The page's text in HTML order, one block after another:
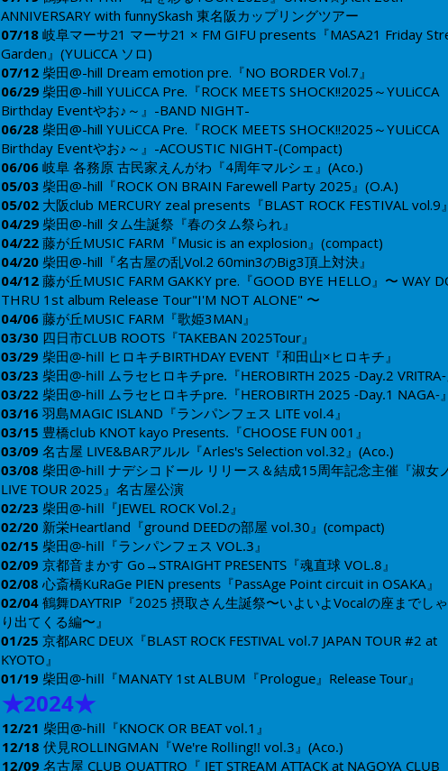
ANNIVERSARY with funnySkash 東名阪カップリングツアー
07/18 岐阜マーサ21 マーサ21 × FM GIFU presents 『MASA21 Friday
Garden』 ​(YULiCCA ソロ)
​07/12 柴田@-hill Dream emotion pre. 『NO BORDER Vol.7』
​06/29 柴田@-hill YULiCCA Pre. 『ROCK MEETS SHOCK!!2025 ～YULiCCA
Birthday Eventやお♪～』 -BAND NIGHT-
​06/28 柴田@-hill YULiCCA Pre. 『ROCK MEETS SHOCK!!2025 ～YULiCCA
Birthday Eventやお♪～』 -ACOUSTIC NIGHT-(Compact)
06/06 岐阜 各務原 古民家えんがわ 『4周年マルシェ』 (Aco.)
05/03 柴田@-hill 『ROCK ON BRAIN Farewell Party 2025』(O.A.)
05/02 大阪club MERCURY zeal presents『BLAST ROCK FESTIVAL vol.9』
​04/29 柴田@-hill タム生誕祭『春のタム祭られ』
04/22 藤が丘MUSIC FARM 『Music is an explosion』(compact)
​04/20 柴田@-hill 『名古屋の乱Vol.2 60min3のBig3頂上対決️』
04/12 藤が丘MUSIC FARM GAKKY pre.『GOOD BYE HELLO』〜 WAY
THRU 1st album Release Tour"I'M NOT ALONE" 〜​
​04/06 藤が丘MUSIC FARM 『歌姫3MAN』
03/30 四日市CLUB ROOTS​​ 『TAKEBAN 2025Tour』
03/29 柴田@-hill ヒロキチBIRTHDAY EVENT『和田山×ヒロキチ』
03/23 柴田@-hill ムラセヒロキチpre. 『HEROBIRTH 2025 -Day.2 VRITRA-
03/22 柴田@-hill ムラセヒロキチpre. 『HEROBIRTH 2025 -Day.1 NAGA-』
03/16 羽島MAGIC ISLAND​ 『ランパンフェス LITE vol.4』
03/15 豊橋club KNOT​​ kayo Presents.​『CHOOSE FUN 001』
03/09 名古屋 LIVE&BARアルル​ 『Arles's Selection vol.32』(Aco.)
03/08 柴田@-hill ナデシコドール リリース＆結成15周年記念主催 『淑女
LIVE TOUR 2025』名古屋公演
02/23 柴田@-hill 『JEWEL ROCK Vol.2』
02/20 新栄Heartland 『ground DEEDの部屋 vol.30』(compact)
02/15 柴田@-hill 『ランパンフェス VOL.3』
02/09 京都音まかす Go→STRAIGHT PRESENTS『魂直球 VOL.8』
02/08 心斎橋KuRaGe PIEN presents『PassAge Point circuit in OSAKA』
02/04 鶴舞DAYTRIP 『2025 摂取さん生誕祭〜いよいよVocalの座までし
り出てくる編〜』
01/25 京都ARC DEUX『BLAST ROCK FESTIVAL vol.7 JAPAN TOUR #2 at
KYOTO』
01/19 柴田@-hill 『MANATY 1st ALBUM『Prologue』Release Tour』
★2024★
12/21 柴田@-hill『KNOCK OR BEAT vol.1』
12/18 伏見ROLLINGMAN『We're Rolling!! vol.3』(Aco.)
12/09 名古屋 CLUB QUATTRO『 JET STREAM ATTACK at NAGOYA CLUB